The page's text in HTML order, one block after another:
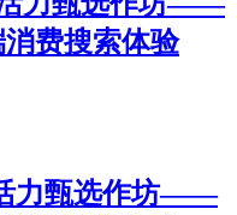
费搜索体验
力甄选作坊——